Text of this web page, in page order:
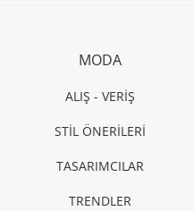
MODA
ALIŞ - VERİŞ
STİL ÖNERİLERİ
TASARIMCILAR
TRENDLER